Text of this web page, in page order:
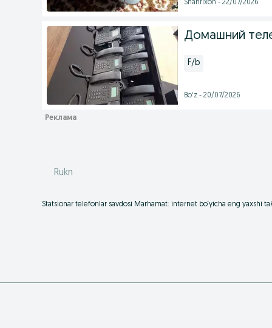
Shahrixon - 22/07/2026
Домашний
F/b
Boʻz - 20/07/2026
Rukn
Statsionar telefonlar savdosi Marhamat: internet bo‘yicha eng yaxshi